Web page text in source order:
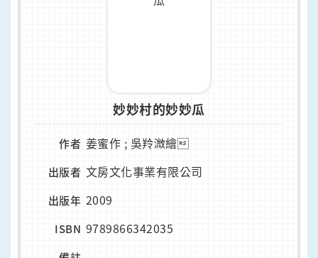
妙妙村的妙妙瓜
作者 姜蜜作 ; 吳羚溦繪
出版者 文房文化事業有限公司
出版年 2009
ISBN 9789866342035